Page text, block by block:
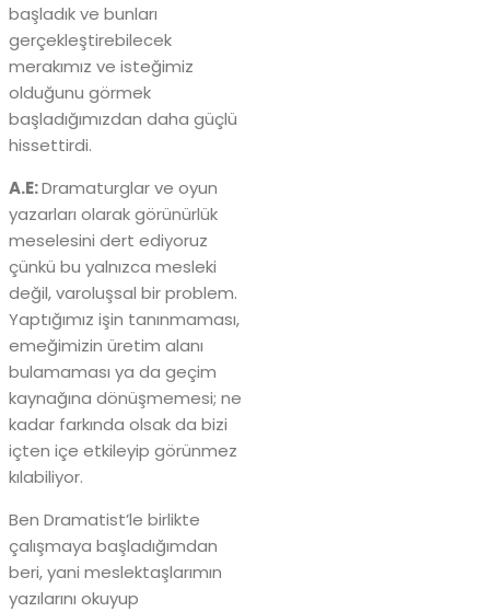
başladık ve bunları
gerçekleştirebilecek
merakımız ve isteğimiz
olduğunu görmek
başladığımızdan daha güçlü
hissettirdi.
A.E:Dramaturglar ve oyun
yazarları olarak görünürlük
meselesini dert ediyoruz
çünkü bu yalnızca mesleki
değil, varoluşsal bir problem.
Yaptığımız işin tanınmaması,
emeğimizin üretim alanı
bulamaması ya da geçim
kaynağına dönüşmemesi; ne
kadar farkında olsak da bizi
içten içe etkileyip görünmez
kılabiliyor.
Ben Dramatist’le birlikte
çalışmaya başladığımdan
beri, yani meslektaşlarımın
yazılarını okuyup